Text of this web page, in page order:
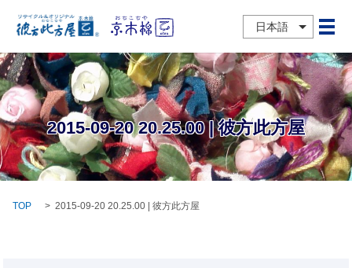
日本語 メ
2015-09-20 20.25.00 | 彼方此方屋
TOP 2015-09-20 20.25.00 | 彼方此方屋